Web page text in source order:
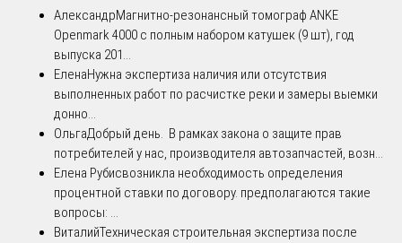
АлександрМагнитно-резонансный томограф ANKE
Openmark 4000 с полным набором катушек (9 шт), год
выпуска 201...
ЕленаНужна экспертиза наличия или отсутствия
выполненных работ по расчистке реки и замеры выемки
донно...
ОльгаДобрый день. В рамках закона о защите прав
потребителей у нас, производителя автозапчастей, возн...
Елена Рубисвозникла необходимость определения
процентной ставки по договору. предполагаются такие
вопросы: ...
ВиталийТехническая строительная экспертиза после